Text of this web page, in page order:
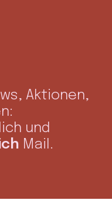
Aktionen,
und
Mail.